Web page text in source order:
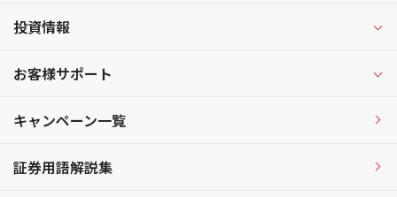
投資情報
お客様サポート
キャンペーン一覧
証券用語解説集